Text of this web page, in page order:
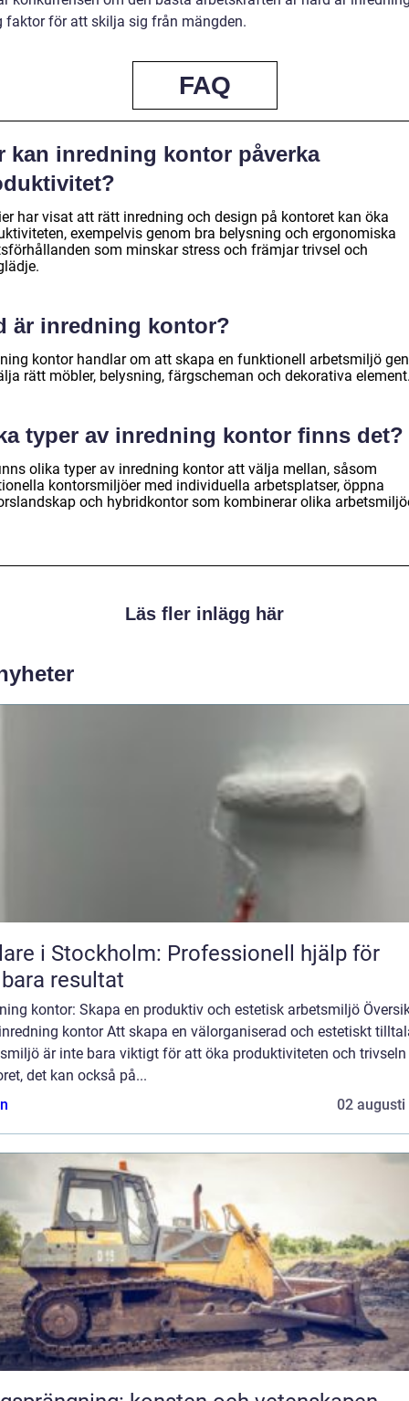
faktor för att skilja sig från mängden.
FAQ
kan inredning kontor påverka
har visat att rätt inredning och design på kontoret kan öka
exempelvis genom bra belysning och ergonomiska
som minskar stress och främjar trivsel och
är inredning kontor?
kontor handlar om att skapa en funktionell arbetsmiljö
rätt möbler, belysning, färgscheman och dekorativa
typer av inredning kontor finns det?
olika typer av inredning kontor att välja mellan, såsom
kontorsmiljöer med individuella arbetsplatser, öppna
och hybridkontor som kombinerar olika
Läs fler inlägg här
i Stockholm: Professionell hjälp för
resultat
kontor: Skapa en produktiv och estetisk arbetsmiljö
kontor Att skapa en välorganiserad och estetiskt
är inte bara viktigt för att öka produktiviteten och trivseln
det kan också på...
02 augusti